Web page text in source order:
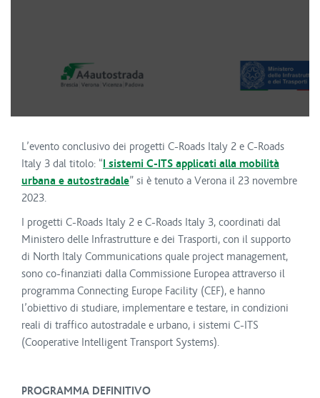
L’evento conclusivo dei progetti C-Roads Italy 2 e C-Roads
Italy 3 dal titolo: “I sistemi C-ITS applicati alla mobilità
urbana e autostradale” si è tenuto a Verona il 23 novembre
2023.
I progetti C-Roads Italy 2 e C-Roads Italy 3, coordinati dal
Ministero delle Infrastrutture e dei Trasporti, con il supporto
di North Italy Communications quale project management,
sono co-finanziati dalla Commissione Europea attraverso il
programma Connecting Europe Facility (CEF), e hanno
l’obiettivo di studiare, implementare e testare, in condizioni
reali di traffico autostradale e urbano, i sistemi C-ITS
(Cooperative Intelligent Transport Systems).
PROGRAMMA DEFINITIVO